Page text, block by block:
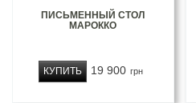
ПИСЬМЕННЫЙ СТОЛ
МАРОККО
19 900 грн
КУПИТЬ